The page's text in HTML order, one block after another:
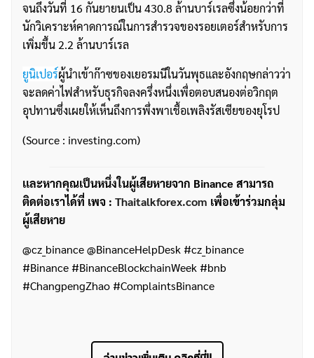
จนถึงวันที่ 16 กันยายนเป็น 430.8 ล้านบาร์เรลซึ่งน้อยกว่าที่
นักวิเคราะห์คาดการณ์ในการสำรวจของรอยเตอร์สำหรับการ
เพิ่มขึ้น 2.2 ล้านบาร์เรล
ยูนิเปอร์ผู้นำเข้าก๊าซของเยอรมนีในวันพุธและอังกฤษกล่าวว่า
จะลดค่าไฟสำหรับธุรกิจลงครึ่งหนึ่งเพื่อตอบสนองต่อวิกฤต
อุปทานซึ่งเผยให้เห็นถึงการพึ่งพาเชื้อเพลิงรัสเซียของยุโรป
(Source : investing.com)
เเละหากคุณเป็นหนึ่งในผู้เสียหายจาก Binance สามารถ
ติดต่อเราได้ที่ เพจ : Thaitalkforex.com เพื่อเข้าร่วมกลุ่ม
ผู้เสียหาย
@cz_binance @BinanceHelpDesk #cz_binance
#Binance #BinanceBlockchainWeek #bnb
#ChangpengZhao #ComplaintsBinance